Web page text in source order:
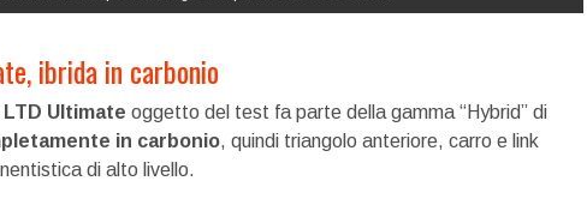
ibrida in carbonio
Ultimate oggetto del test fa parte della gamma “Hybrid” di
in carbonio, quindi triangolo anteriore, carro e link
di alto livello.